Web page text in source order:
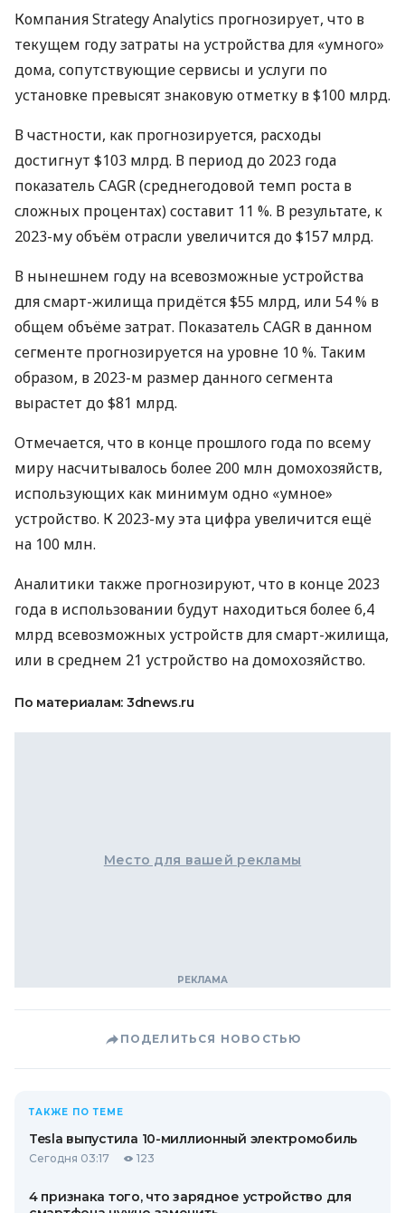
Компания Strategy Analytics прогнозирует, что в
текущем году затраты на устройства для «умного»
дома, сопутствующие сервисы и услуги по
установке превысят знаковую отметку в $100 млрд.
В частности, как прогнозируется, расходы
достигнут $103 млрд. В период до 2023 года
показатель CAGR(среднегодовой темп роста в
сложных процентах) составит 11 %. В результате, к
2023-му объём отрасли увеличится до $157 млрд.
В нынешнем году на всевозможные устройства
для смарт-жилища придётся $55 млрд, или 54 % в
общем объёме затрат. Показатель CAGR в данном
сегменте прогнозируется на уровне 10 %. Таким
образом, в 2023-м размер данного сегмента
вырастет до $81 млрд.
Отмечается, что в конце прошлого года по всему
миру насчитывалось более 200 млн домохозяйств,
использующих как минимум одно «умное»
устройство. К 2023-му эта цифра увеличится ещё
на 100 млн.
Аналитики также прогнозируют, что в конце 2023
года в использовании будут находиться более 6,4
млрд всевозможных устройств для смарт-жилища,
или в среднем 21 устройство на домохозяйство.
По материалам: 3dnews.ru
Место для вашей рекламы
ПОДЕЛИТЬСЯ НОВОСТЬЮ
ТАКЖЕ ПО ТЕМЕ
Tesla выпустила 10-миллионный электромобиль
Сегодня 03:17 123
4 признака того, что зарядное устройство для